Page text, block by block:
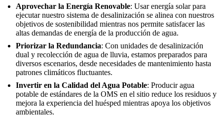
Aprovechar la Energía Renovable: Usar energía solar para
ejecutar nuestro sistema de desalinización se alinea con nuestros
objetivos de sostenibilidad mientras nos permite satisfacer las
altas demandas de energía de la producción de agua.
Priorizar la Redundancia: Con unidades de desalinización
dual y recolección de agua de lluvia, estamos preparados para
diversos escenarios, desde necesidades de mantenimiento hasta
patrones climáticos fluctuantes.
Invertir en la Calidad del Agua Potable: Producir agua
potable de estándares de la OMS en el sitio reduce los residuos y
mejora la experiencia del huésped mientras apoya los objetivos
ambientales.